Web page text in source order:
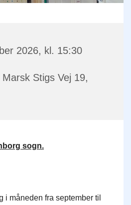
2026, kl. 15:30
Stigs Vej 19,
sogn.
i måneden fra september til